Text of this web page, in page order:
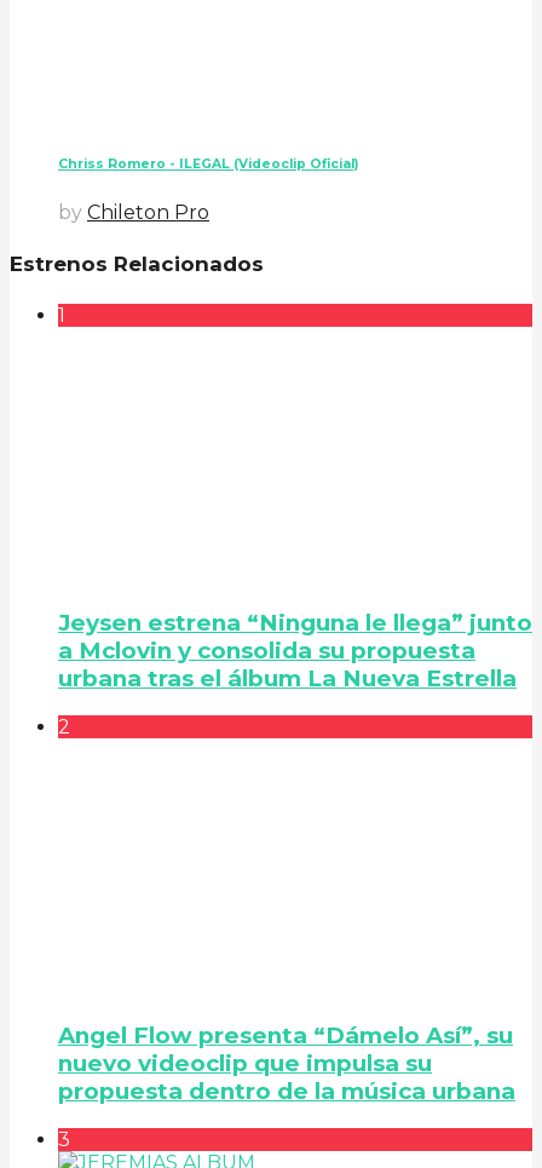
Chriss Romero - ILEGAL (Videoclip Oficial)
by Chileton Pro
Estrenos Relacionados
1
Jeysen estrena “Ninguna le llega” junto
a Mclovin y consolida su propuesta
urbana tras el álbum La Nueva Estrella
2
Angel Flow presenta “Dámelo Así”, su
nuevo videoclip que impulsa su
propuesta dentro de la música urbana
3